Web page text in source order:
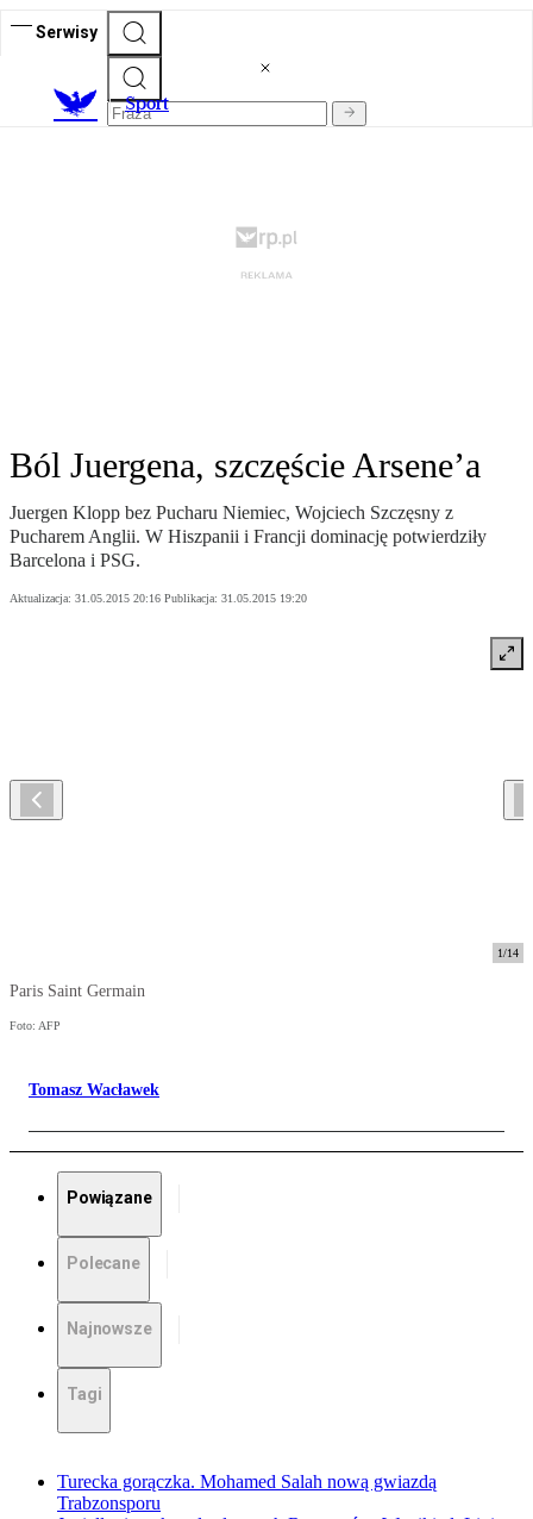
Serwisy
Sport
Ból Juergena, szczęście Arsene’a
Juergen Klopp bez Pucharu Niemiec, Wojciech Szczęsny z
Pucharem Anglii. W Hiszpanii i Francji dominację potwierdziły
Barcelona i PSG.
Aktualizacja: 31.05.2015 20:16 Publikacja: 31.05.2015 19:20
1/14
Paris Saint Germain
Foto: AFP
Tomasz Wacławek
Powiązane
Polecane
Najnowsze
Tagi
Turecka gorączka. Mohamed Salah nową gwiazdą
Trabzonsporu